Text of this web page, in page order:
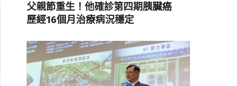
父親節重生！他確診第四期胰臟癌
歷經16個月治療病況穩定